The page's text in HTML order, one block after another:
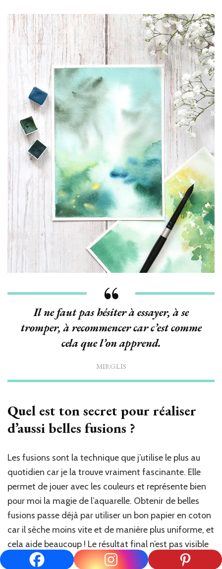
Il ne faut pas hésiter à essayer, à se
tromper, à recommencer car c’est comme
cela que l’on apprend.
MIRGLIS
Quel est ton secret pour réaliser
d’aussi belles fusions ?
Les fusions sont la technique que j’utilise le plus au
quotidien car je la trouve vraiment fascinante. Elle
permet de jouer avec les couleurs et représente bien
pour moi la magie de l’aquarelle. Obtenir de belles
fusions passe déjà par utiliser un bon papier en coton
car il sèche moins vite et de manière plus uniforme, et
cela aide beaucoup ! Le résultat final n’est pas visible
tout de suite avec cette technique, il faut laisser le